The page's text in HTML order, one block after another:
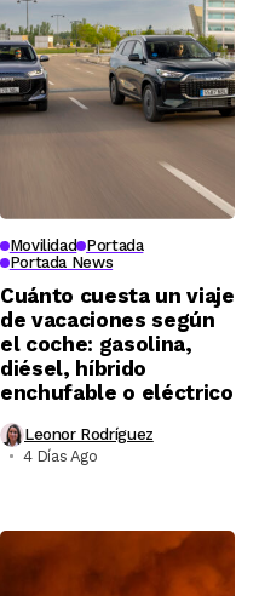
Movilidad Portada
Portada News
Cuánto cuesta un viaje
de vacaciones según
el coche: gasolina,
diésel, híbrido
enchufable o eléctrico
Leonor Rodríguez
4 Días Ago